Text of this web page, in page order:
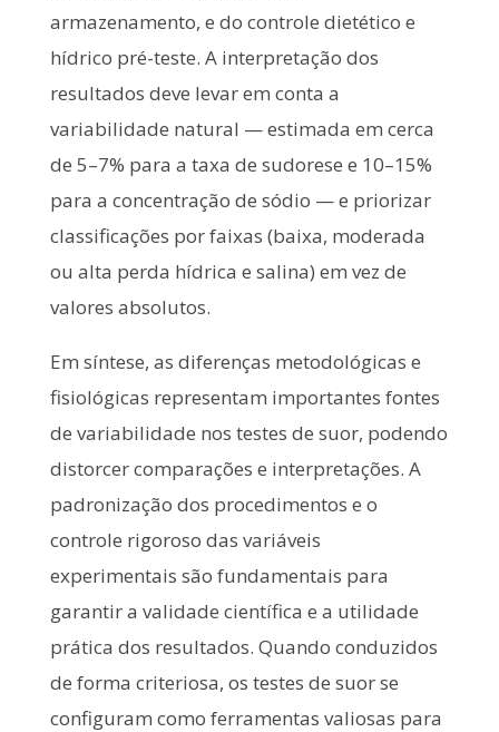
armazenamento, e do controle dietético e
hídrico pré-teste. A interpretação dos
resultados deve levar em conta a
variabilidade natural — estimada em cerca
de 5–7% para a taxa de sudorese e 10–15%
para a concentração de sódio — e priorizar
classificações por faixas (baixa, moderada
ou alta perda hídrica e salina) em vez de
valores absolutos.
Em síntese, as diferenças metodológicas e
fisiológicas representam importantes fontes
de variabilidade nos testes de suor, podendo
distorcer comparações e interpretações. A
padronização dos procedimentos e o
controle rigoroso das variáveis
experimentais são fundamentais para
garantir a validade científica e a utilidade
prática dos resultados. Quando conduzidos
de forma criteriosa, os testes de suor se
configuram como ferramentas valiosas para